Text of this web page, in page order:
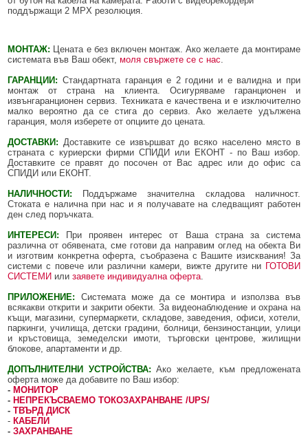
поддържащи 2 MPX резолюция.
МОНТАЖ: Цената e без включен монтаж. Ако желаете да монтираме
системата във Ваш обект,моля свържете се с нас
ГАРАНЦИИ: Стандартната гаранция е 2 години и е валидна и при
монтаж от страна на клиента. Осигуряваме гаранционен и
извънгаранционен сервиз. Техниката е качествена и е изключително
малко вероятно да се стига до сервиз. Ако желаете удължена
гаранция, моля изберете от опциите до цената.
ДОСТАВКИ: Доставките се извършват до всяко населено място в
страната с куриерски фирми СПИДИ или ЕКОНТ - по Ваш избор.
Доставките се правят до посочен от Вас адрес или до офис са
СПИДИ или ЕКОНТ.
НАЛИЧНОСТИ: Поддържаме значителна складова наличност.
Стоката е налична при нас и я получавате на следващият работен
ден след поръчката.
ИНТЕРЕСИ: При проявен интерес от Ваша страна за система
различна от обявената, сме готови да направим оглед на обекта Ви
и изготвим конкретна оферта, съобразена с Вашите изисквания! За
системи с повече или различни камери, вижте другите ни ГОТОВИ
СИСТЕМИ илизаявете индивидуална оферта
ПРИЛОЖЕНИЕ: Системата може да се монтира и използва във
всякакви открити и закрити обекти. За видеонаблюдение и охрана на
къщи, магазини, супермаркети, складове, заведения, офиси, хотели,
паркинги, училища, детски градини, болници, бензиностанции, улици
и кръстовища, земеделски имоти, търговски центрове, жилищни
блокове, апартаменти и др.
ДОПЪЛНИТЕЛНИ УСТРОЙСТВА:Ако желаете, към предложената
оферта може да добавите по Ваш избор:
- МОНИТОР
- НЕПРЕКЪСВАЕМО ТОКОЗАХРАНВАНЕ /UPS/
-ТВЪРД ДИСК
- КАБЕЛИ
-ЗАХРАНВАНЕ